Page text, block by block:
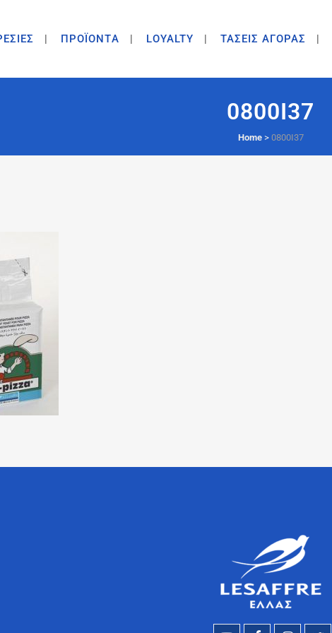
ΠΡΟΪΟΝΤA LOYALTY ΤΑΣΕΙΣ ΑΓΟΡΑΣ
0800I37
Home> 0800I37